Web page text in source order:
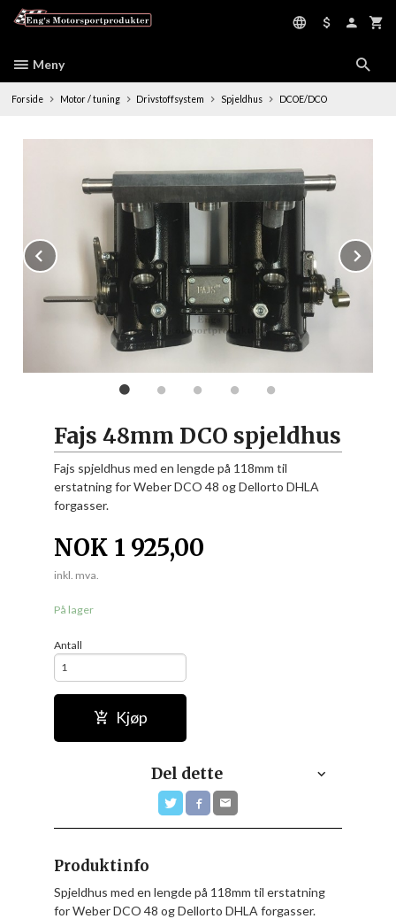
Meny
Forside Motor / tuning Drivstoffsystem Spjeldhus DCOE/DCO
Prev
Fajs 48mm DCO spjeldhus
Fajs spjeldhus med en lengde på 118mm til
erstatning for Weber DCO 48 og Dellorto DHLA
forgasser.
NOK 1 925,00
inkl. mva.
På lager
Antall
Kjøp
Del dette
Produktinfo
Spjeldhus med en lengde på 118mm til erstatning
for Weber DCO 48 og Dellorto DHLA forgasser.